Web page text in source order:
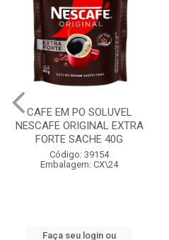
CAFE EM PO SOLUVEL
NESCAFE ORIGINAL EXTRA
FORTE SACHE 40G
Código: 39154
Embalagem: CX\24
Faça seu login ou